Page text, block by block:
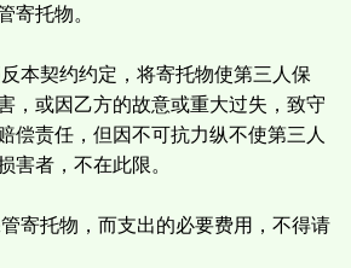
寄托物。
契约约定，将寄托物使第三人保
，或因乙方的故意或重大过失，致守
偿责任，但因不可抗力纵不使第三人
害者，不在此限。
托物，而支出的必要费用，不得请